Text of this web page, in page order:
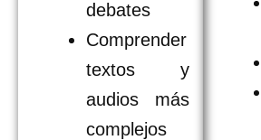
debates
Comprender
textos y
audios más
complejos